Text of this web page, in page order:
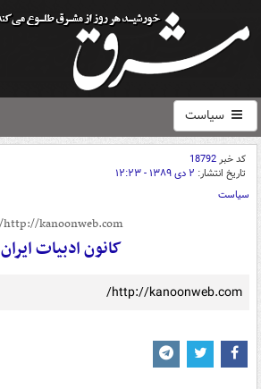
سیاست
کد خبر18792
تاریخ انتشار: ۲ دی ۱۳۸۹ - ۱۲:۲۳
سیاست
http://kanoonweb.com/
کانون ادبيات ايران
http://kanoonweb.com/